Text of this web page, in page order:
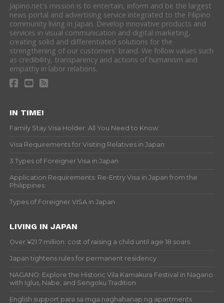
Japino.net's mission is to entertain, inform and be the largest
news portal and advertising service integrated to the Filipino
community living in Japan. Develop innovative products and
services in visual communication and digital marketing,
creating solid and differentiated solutions for the
strengthening of our customers' brand. We follow values such
as credibility, transparency and actions of humanism and
empathy in labor relations.
IN TIME!
Family Stay Visa Holder: All You Need to Know
Visa Requirements for Visiting Relatives in Japan
3 Types of Foreigner Visa in Japan
Application Requirements: Re-Entry Visa in Japan from the
Philippines
Types of Foreigner VISA in Japan
LIVING IN JAPAN
Over ¥21.7 million: cost of raising a child until age 18 soars
Japan tightens rules for permanent residency
NAGANO: Explore the Historic Vila Kamakura Festival in Nagano
with Iglus, Nabe, and Sengoku Tradition
English support para sa mga naghahanap ng apartments